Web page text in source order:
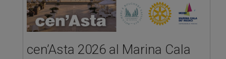
cen’Asta 2026 al Marina Cala